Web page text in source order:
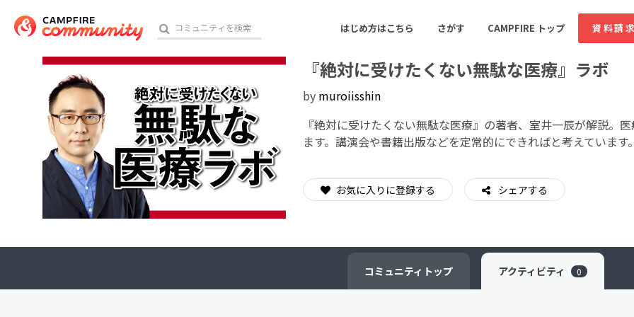
はじめ方はこちら さがす CAMPFIRE トップ 資料請求
おすすめのコミュニティ 人気のコミュニティ 新着のコミ
アート・写真
ゲーム・サービス開発 フード・飲食店
ビューティー・ヘルス
チャレンジ
『絶対に受けたくない無駄な医療』ラボ
by muroiisshin
『絶対に受けたくない無駄な医療』の著者、室井一辰が解説。
ます。講演会や書籍出版などを定常的にできればと考えています。
お気に入りに登録する シェアする
コミュニティ トップ アクティビティ 0